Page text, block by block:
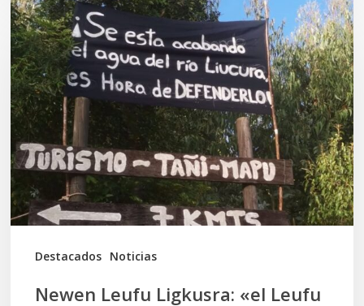
Destacados Noticias
Newen
Leufu
Ligkusra:
«el
Leufu
es
un
espacio
de
vida,
Newen Leufu Ligkusra: «el Leufu